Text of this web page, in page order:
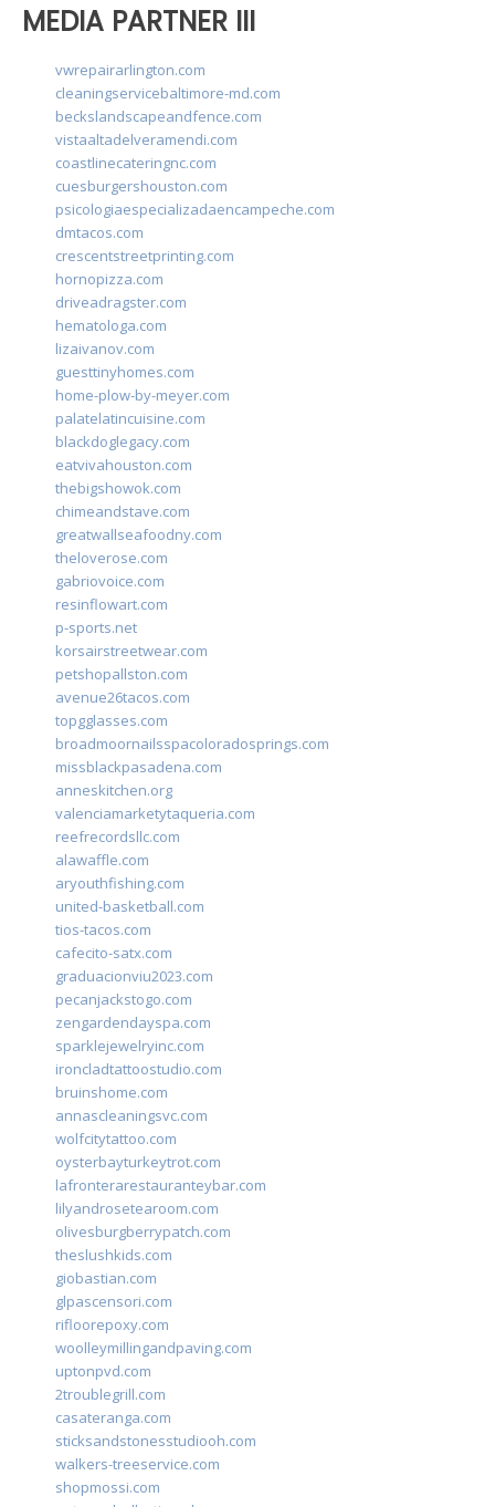
MEDIA PARTNER III
vwrepairarlington.com
cleaningservicebaltimore-md.com
beckslandscapeandfence.com
vistaaltadelveramendi.com
coastlinecateringnc.com
cuesburgershouston.com
psicologiaespecializadaencampeche.com
dmtacos.com
crescentstreetprinting.com
hornopizza.com
driveadragster.com
hematologa.com
lizaivanov.com
guesttinyhomes.com
home-plow-by-meyer.com
palatelatincuisine.com
blackdoglegacy.com
eatvivahouston.com
thebigshowok.com
chimeandstave.com
greatwallseafoodny.com
theloverose.com
gabriovoice.com
resinflowart.com
p-sports.net
korsairstreetwear.com
petshopallston.com
avenue26tacos.com
topgglasses.com
broadmoornailsspacoloradosprings.com
missblackpasadena.com
anneskitchen.org
valenciamarketytaqueria.com
reefrecordsllc.com
alawaffle.com
aryouthfishing.com
united-basketball.com
tios-tacos.com
cafecito-satx.com
graduacionviu2023.com
pecanjackstogo.com
zengardendayspa.com
sparklejewelryinc.com
ironcladtattoostudio.com
bruinshome.com
annascleaningsvc.com
wolfcitytattoo.com
oysterbayturkeytrot.com
lafronterarestauranteybar.com
lilyandrosetearoom.com
olivesburgberrypatch.com
theslushkids.com
giobastian.com
glpascensori.com
rifloorepoxy.com
woolleymillingandpaving.com
uptonpvd.com
2troublegrill.com
casateranga.com
sticksandstonesstudiooh.com
walkers-treeservice.com
shopmossi.com